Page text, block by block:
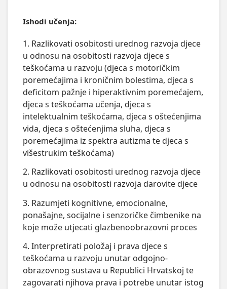
Ishodi učenja:
1. Razlikovati osobitosti urednog razvoja djece
u odnosu na osobitosti razvoja djece s
teškoćama u razvoju (djeca s motoričkim
poremećajima i kroničnim bolestima, djeca s
deficitom pažnje i hiperaktivnim poremećajem,
djeca s teškoćama učenja, djeca s
intelektualnim teškoćama, djeca s oštećenjima
vida, djeca s oštećenjima sluha, djeca s
poremećajima iz spektra autizma te djeca s
višestrukim teškoćama)
2. Razlikovati osobitosti urednog razvoja djece
u odnosu na osobitosti razvoja darovite djece
3. Razumjeti kognitivne, emocionalne,
ponašajne, socijalne i senzoričke čimbenike na
koje može utjecati glazbenoobrazovni proces
4. Interpretirati položaj i prava djece s
teškoćama u razvoju unutar odgojno-
obrazovnog sustava u Republici Hrvatskoj te
zagovarati njihova prava i potrebe unutar istog